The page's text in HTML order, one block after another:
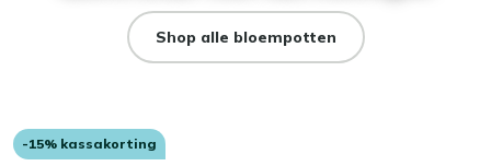
Shop alle bloempotten
-15% kassakorting